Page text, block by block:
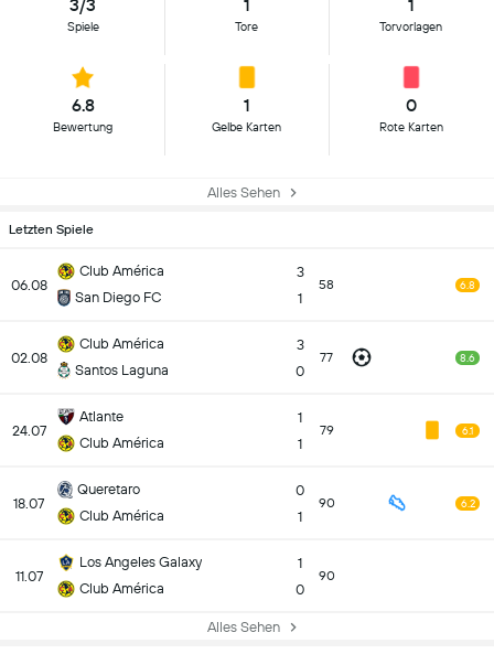
3/3
Spiele
1
Tore
1
Torvorlagen
6.8
Bewertung
1
Gelbe Karten
0
Rote Karten
Alles Sehen
Letzten Spiele
06.08
Club América
San Diego FC
3
1
58 6.8
02.08
Club América
Santos Laguna
3
0
77 8.6
24.07
Atlante
Club América
1
1
79 6.1
18.07
Queretaro
Club América
0
1
90 6.2
11.07
Los Angeles Galaxy
Club América
1
0
90
Alles Sehen